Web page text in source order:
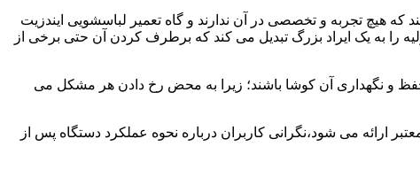
هیچ تجربه و تخصصی در آن ندارند و گاه تعمیر لباسشویی ایندزیت
را به یک ایراد بزرگ تبدیل می کند که برطرف کردن آن حتی برخی از
حفظ و نگهداری آن کوشا باشند؛ زیرا به محض رخ دادن هر مشکل می
ارائه می شود،نگرانی کاربران درباره نحوه عملکرد دستگاه پس از